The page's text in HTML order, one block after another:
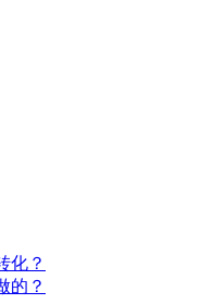
化？
的？